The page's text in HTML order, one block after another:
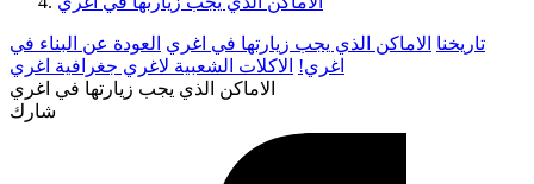
تاريخنا الاماكن الذي يجب زيارتها في اغري العودة عن البناء في
اغري! الاكلات الشعبية لاغري جغرافية اغري
الاماكن الذي يجب زيارتها في اغري
شارك